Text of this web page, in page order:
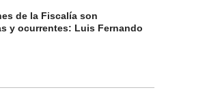
de la Fiscalía son
y ocurrentes: Luis Fernando